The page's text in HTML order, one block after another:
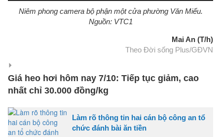
Niêm phong camera bộ phận một cửa phường Văn Miếu.
Nguồn: VTC1
Mai An (T/h)
Theo Đời sống Plus/GĐVN
Giá heo hơi hôm nay 7/10: Tiếp tục giảm, cao
nhất chỉ 30.000 đồng/kg
Làm rõ thông tin hai cán bộ công an tổ
chức đánh bài ăn tiền